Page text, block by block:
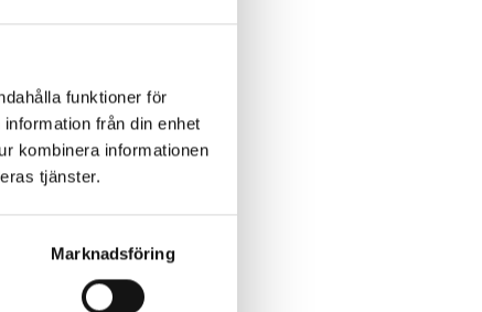
funktioner för
från din enhet
kombinera informationen
tjänster.
Marknadsföring